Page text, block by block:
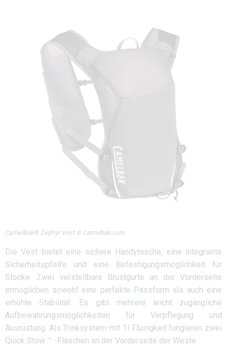
CamelBak® Zephyr Vest © camelbak.com
Die Vest bietet eine sichere Handytasche, eine integrierte
Sicherheitspfeife und eine Befestigungsmöglichkeit für
Stöcke. Zwei verstellbare Brustgurte an der Vorderseite
ermöglichen sowohl eine perfekte Passform als auch eine
erhöhte Stabilität. Es gibt mehrere leicht zugängliche
Aufbewahrungsmöglichkeiten für Verpflegung und
Ausrüstung. Als Trinksystem mit 1l Flüsigkeit fungieren zwei
Quick Stow ™ -Flaschen an der Vorderseite der Weste.